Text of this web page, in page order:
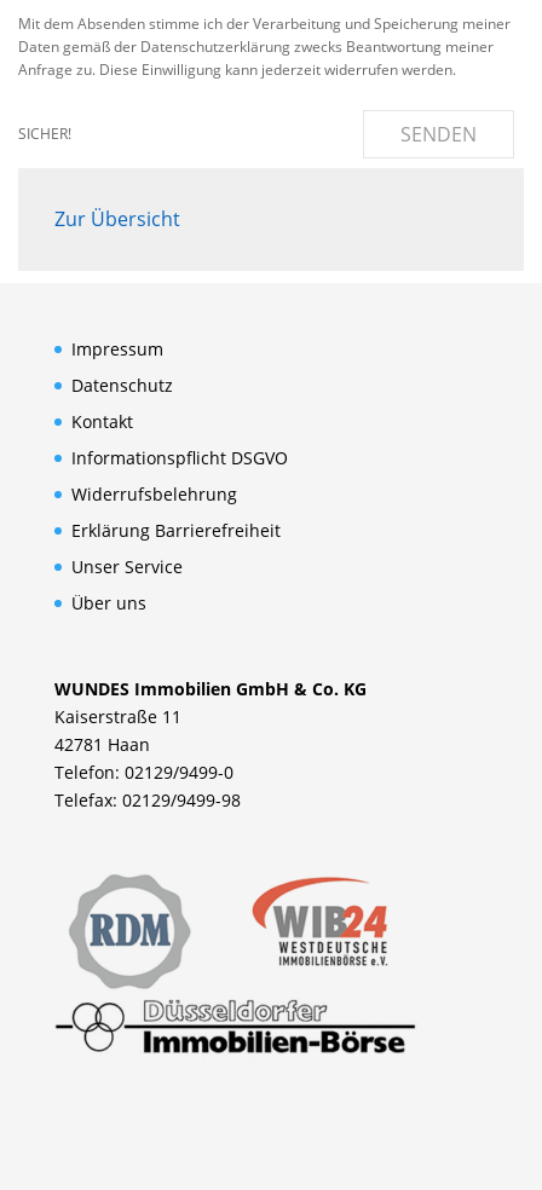
Mit dem Absenden stimme ich der Verarbeitung und Speicherung meiner
Daten gemäß der Datenschutzerklärung zwecks Beantwortung meiner
Anfrage zu. Diese Einwilligung kann jederzeit widerrufen werden.
SICHER! SENDEN
Zur Übersicht
Impressum
Datenschutz
Kontakt
Informationspflicht DSGVO
Widerrufsbelehrung
Erklärung Barrierefreiheit
Unser Service
Über uns
WUNDES Immobilien GmbH & Co. KG
Kaiserstraße 11
42781 Haan
Telefon: 02129/9499-0
Telefax: 02129/9499-98